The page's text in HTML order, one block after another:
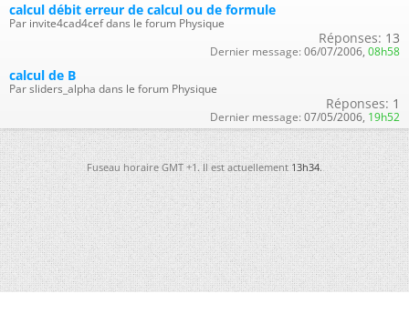
calcul débit erreur de calcul ou de formule
Par invite4cad4cef dans le forum Physique
Réponses: 13
Dernier message: 06/07/2006, 08h58
calcul de B
Par sliders_alpha dans le forum Physique
Réponses: 1
Dernier message: 07/05/2006, 19h52
Fuseau horaire GMT +1. Il est actuellement13h34.